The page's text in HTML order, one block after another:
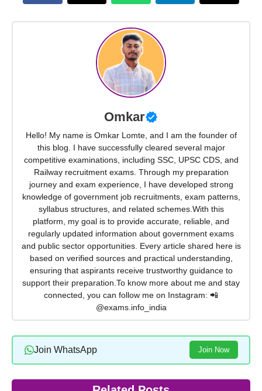
Omkar
Hello! My name is Omkar Lomte, and I am the founder of
this blog. I have successfully cleared several major
competitive examinations, including SSC, UPSC CDS, and
Railway recruitment exams. Through my preparation
journey and exam experience, I have developed strong
knowledge of government job recruitments, exam patterns,
syllabus structures, and related schemes.With this
platform, my goal is to provide accurate, reliable, and
regularly updated information about government exams
and public sector opportunities. Every article shared here is
based on verified sources and practical understanding,
ensuring that aspirants receive trustworthy guidance to
support their preparation.To know more about me and stay
connected, you can follow me on Instagram: 📲
@exams.info_india
Join WhatsApp Join Now